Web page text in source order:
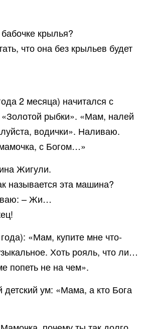
крылья?
что она без крыльев будет
2 месяца) начитался с
рыбки». «Мам, налей
водички». Наливаю.
с Богом…»
Жигули.
называется эта машина?
– Жи…
«Мам, купите мне что-
Хоть рояль, что ли…
попеть не на чем».
ум: «Мама, а кто Бога